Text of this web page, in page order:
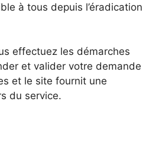
à tous depuis l’éradication
effectuez les démarches
et valider votre demande
et le site fournit une
du service.